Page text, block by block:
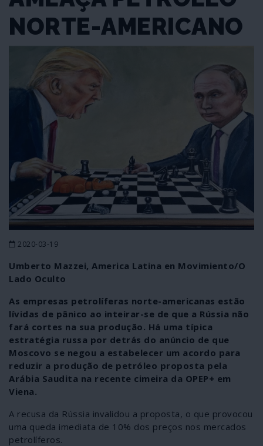
NORTE-AMERICANO
2020-03-19
Umberto Mazzei, America Latina en Movimiento/O
Lado Oculto
As empresas petrolíferas norte-americanas estão
lívidas de pânico ao inteirar-se de que a Rússia não
fará cortes na sua produção. Há uma típica
estratégia russa por detrás do anúncio de que
Moscovo se negou a estabelecer um acordo para
reduzir a produção de petróleo proposta pela
Arábia Saudita na recente cimeira da OPEP+ em
Viena.
A recusa da Rússia invalidou a proposta, o que provocou
uma queda imediata de 10% dos preços nos mercados
petrolíferos.